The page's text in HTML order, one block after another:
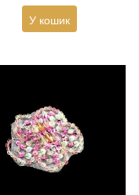
У кошик